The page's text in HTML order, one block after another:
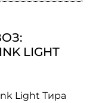
LIGHT
Light Тира